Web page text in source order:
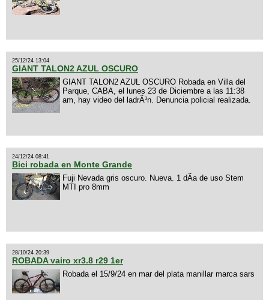
25/12/24 13:04
GIANT TALON2 AZUL OSCURO
GIANT TALON2 AZUL OSCURO Robada en Villa del
Parque, CABA, el lunes 23 de Diciembre a las 11:38
am, hay video del ladrÃ³n. Denuncia policial realizada.
24/12/24 08:41
Bici robada en Monte Grande
Fuji Nevada gris oscuro. Nueva. 1 dÃ­a de uso Stem
MTI pro 8mm
28/10/24 20:39
ROBADA vairo xr3.8 r29 1er
Robada el 15/9/24 en mar del plata manillar marca sars